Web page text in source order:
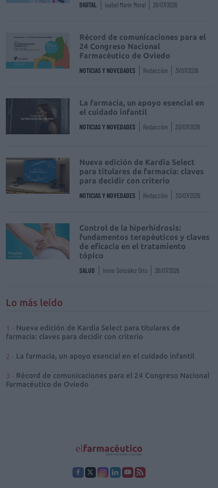
DIGITAL Isabel Marín Moral 28/07/2026
Récord de comunicaciones para el
24 Congreso Nacional
Farmacéutico de Oviedo
NOTICIAS Y NOVEDADES Redacción 31/07/2026
La farmacia, un apoyo esencial en
el cuidado infantil
NOTICIAS Y NOVEDADES Redacción 30/07/2026
Nueva edición de Kardia Select
para titulares de farmacia: claves
para decidir con criterio
NOTICIAS Y NOVEDADES Redacción 30/07/2026
Control de la hiperhidrosis:
fundamentos terapéuticos y claves
de eficacia en el tratamiento
tópico
SALUD Irene González Orts 28/07/2026
Lo más leído
Nueva edición de Kardia Select para titulares de
farmacia: claves para decidir con criterio
La farmacia, un apoyo esencial en el cuidado infantil
Récord de comunicaciones para el 24 Congreso Nacional
Farmacéutico de Oviedo